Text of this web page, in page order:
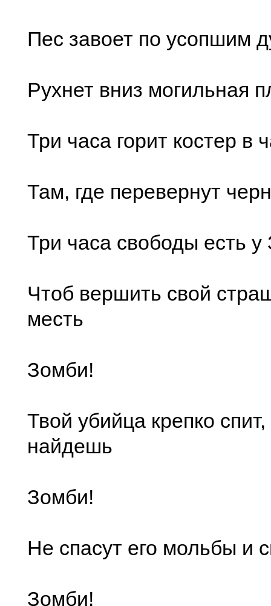
Пес завоет по усопшим
Рухнет вниз могильная
Три часа горит костер в
Там, где перевернут
Три часа свободы есть
Чтоб вершить свой
месть
Зомби!
Твой убийца крепко
найдешь
Зомби!
Не спасут его мольбы и
Зомби!